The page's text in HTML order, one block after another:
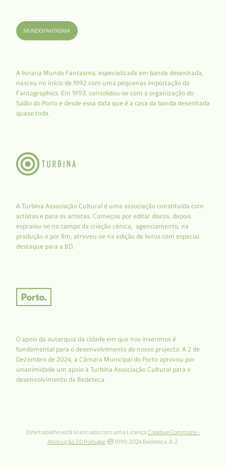
A livraria Mundo Fantasma, especializada em banda desenhada,
nasceu no início de 1992 com uma pequenas importação da
Fantagraphics. Em 1993, consolidou-se com a organização do
Salão do Porto e desde essa data que é a casa da banda desenhada
quase toda.
A Turbina Associação Cultural é uma associação constituída com
artistas e para os artistas. Começou por editar discos, depois
espraiou-se no campo da criação cénica, agenciamento, na
produção e por fim, atreveu-se na edição de livros com especial
destaque para a BD.
O apoio da autarquia da cidade em que nos inserimos é
fundamental para o desenvolvimento do nosso projecto: A 2 de
Dezembro de 2024, a Câmara Municipal do Porto aprovou por
unanimidade um apoio à Turbina Associação Cultural para o
desenvolvimento da Bedeteca.
Este trabalho está licenciado com uma Licença Creative Commons -
Atribuição 3.0 Portugal. 1990-2024 Bedeteca. B-2.